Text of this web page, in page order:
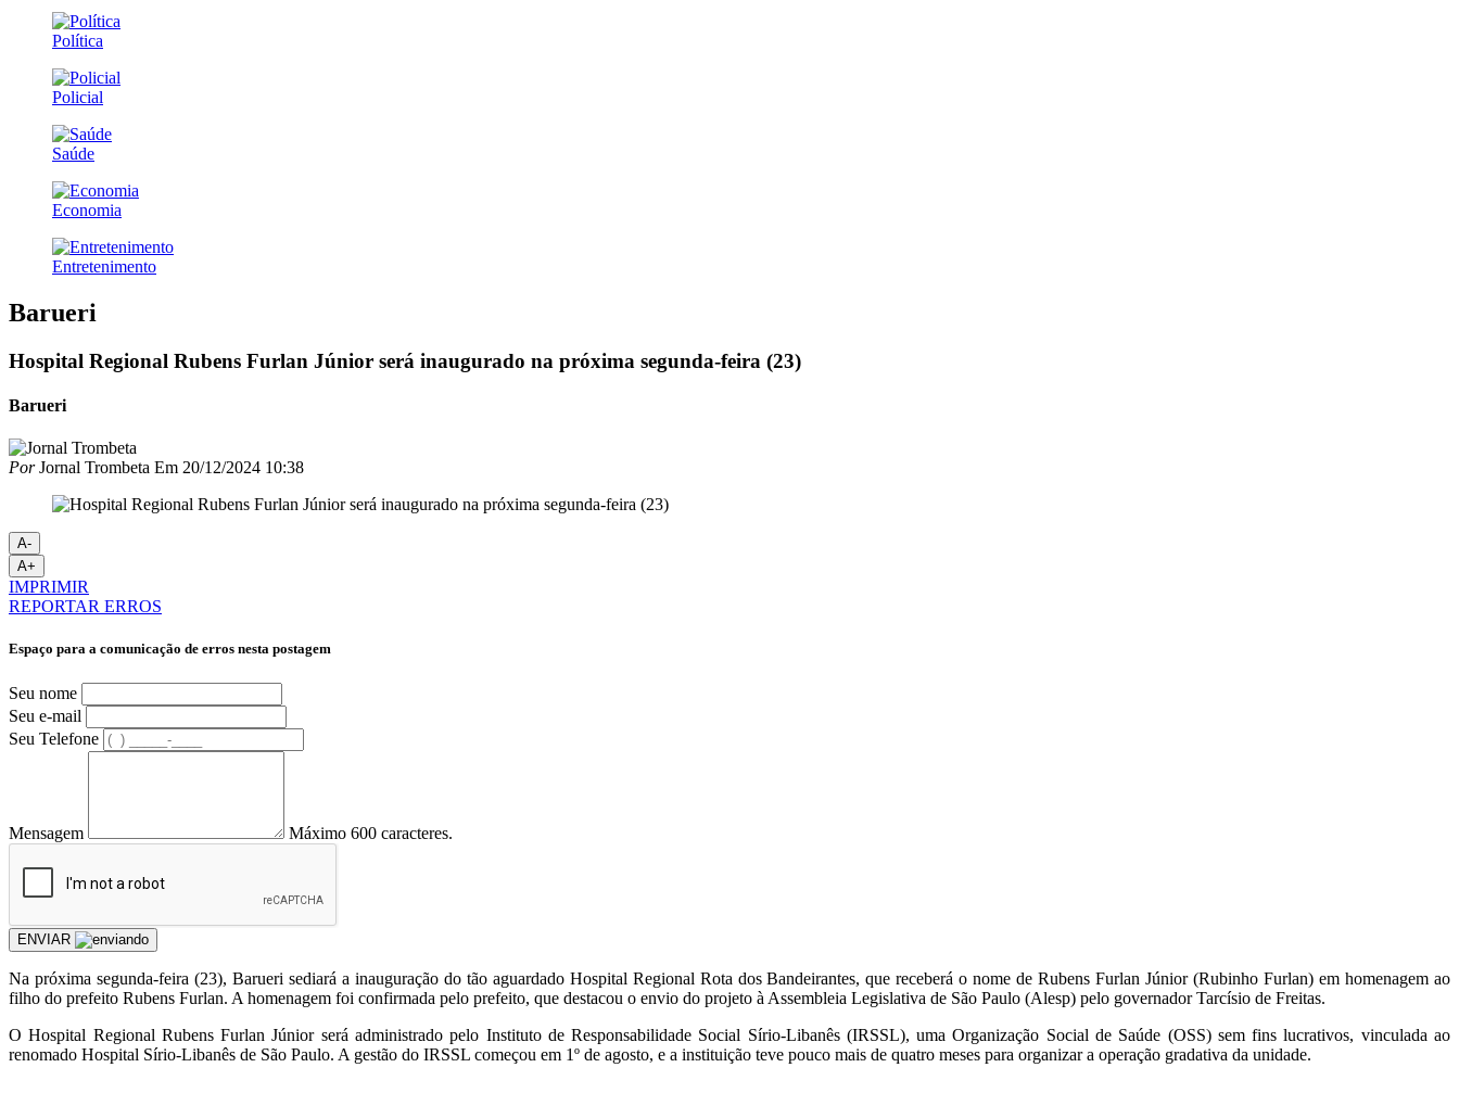
Política
Policial
Saúde
Economia
Entretenimento
Barueri
Hospital Regional Rubens Furlan Júnior será inaugurado na próxima segunda-feira (23)
Barueri
PorJornal Trombeta Em 20/12/2024 10:38
A-
A+
IMPRIMIR
REPORTAR ERROS
Espaço para a comunicação de erros nesta postagem
Seu nome
Seu e-mail
Seu Telefone
Mensagem Máximo 600 caracteres.
ENVIAR
Na próxima segunda-feira (23), Barueri sediará a inauguração do tão aguardado Hospital Regional Rota dos Bandeirantes, que receberá o nome de Rubens Furlan Júnior (Rubinho Furlan) em homenagem ao
filho do prefeito Rubens Furlan. A homenagem foi confirmada pelo prefeito, que destacou o envio do projeto à Assembleia Legislativa de São Paulo (Alesp) pelo governador Tarcísio de Freitas.
O Hospital Regional Rubens Furlan Júnior será administrado pelo Instituto de Responsabilidade Social Sírio-Libanês (IRSSL), uma Organização Social de Saúde (OSS) sem fins lucrativos, vinculada ao
renomado Hospital Sírio-Libanês de São Paulo. A gestão do IRSSL começou em 1º de agosto, e a instituição teve pouco mais de quatro meses para organizar a operação gradativa da unidade.